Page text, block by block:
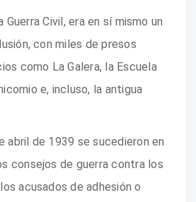
Civil, era en sí mismo un
con miles de presos
como La Galera, la Escuela
e, incluso, la antigua
abril de 1939 se sucedieron en
consejos de guerra contra los
acusados de adhesión o